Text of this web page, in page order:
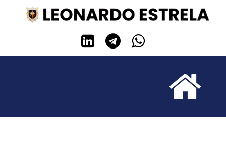
  
